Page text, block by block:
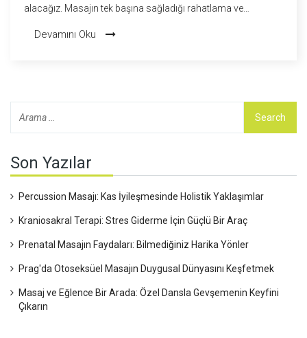
alacağız. Masajın tek başına sağladığı rahatlama ve
duygusuyla birleştiğinde, nasıl benzersiz bir deneyime
Devamını Oku
Son Yazılar
Percussion Masajı: Kas İyileşmesinde Holistik Yaklaşımlar
Kraniosakral Terapi: Stres Giderme İçin Güçlü Bir Araç
Prenatal Masajın Faydaları: Bilmediğiniz Harika Yönler
Prag'da Otoseksüel Masajın Duygusal Dünyasını Keşfetmek
Masaj ve Eğlence Bir Arada: Özel Dansla Gevşemenin Keyfini
Çıkarın